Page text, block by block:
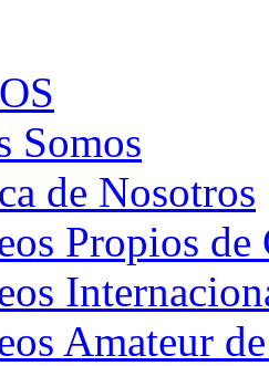
Somos
de Nosotros
Propios
Amateur